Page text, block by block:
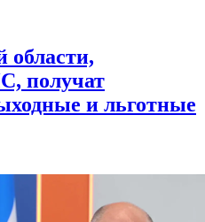
области,
получат
и льготные